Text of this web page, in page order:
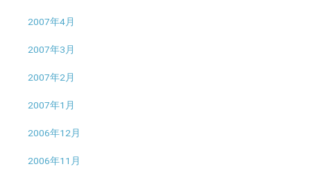
2007年4月
2007年3月
2007年2月
2007年1月
2006年12月
2006年11月